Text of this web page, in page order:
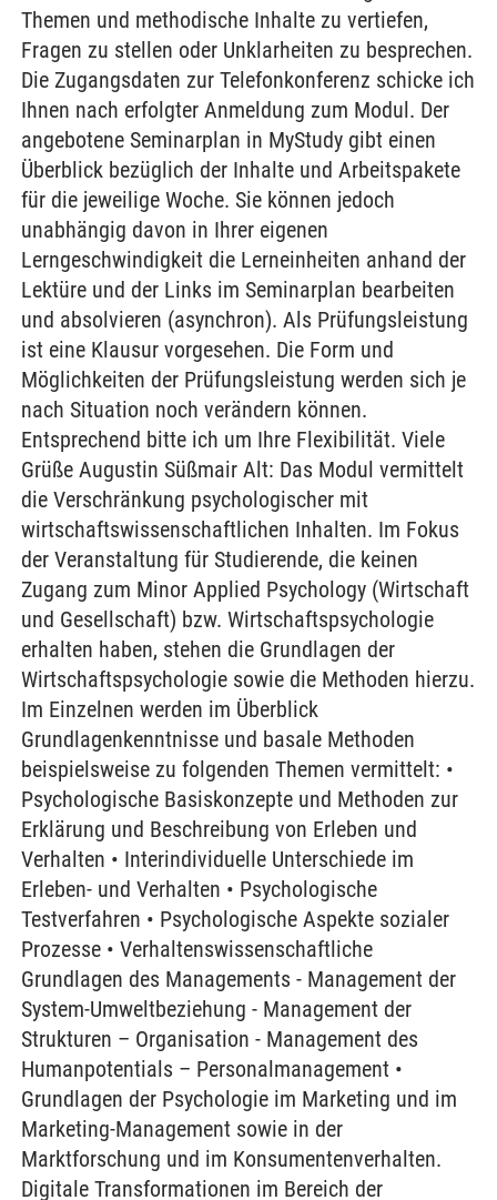
Themen und methodische Inhalte zu vertiefen,
Fragen zu stellen oder Unklarheiten zu besprechen.
Die Zugangsdaten zur Telefonkonferenz schicke ich
Ihnen nach erfolgter Anmeldung zum Modul. Der
angebotene Seminarplan in MyStudy gibt einen
Überblick bezüglich der Inhalte und Arbeitspakete
für die jeweilige Woche. Sie können jedoch
unabhängig davon in Ihrer eigenen
Lerngeschwindigkeit die Lerneinheiten anhand der
Lektüre und der Links im Seminarplan bearbeiten
und absolvieren (asynchron). Als Prüfungsleistung
ist eine Klausur vorgesehen. Die Form und
Möglichkeiten der Prüfungsleistung werden sich je
nach Situation noch verändern können.
Entsprechend bitte ich um Ihre Flexibilität. Viele
Grüße Augustin Süßmair Alt: Das Modul vermittelt
die Verschränkung psychologischer mit
wirtschaftswissenschaftlichen Inhalten. Im Fokus
der Veranstaltung für Studierende, die keinen
Zugang zum Minor Applied Psychology (Wirtschaft
und Gesellschaft) bzw. Wirtschaftspsychologie
erhalten haben, stehen die Grundlagen der
Wirtschaftspsychologie sowie die Methoden hierzu.
Im Einzelnen werden im Überblick
Grundlagenkenntnisse und basale Methoden
beispielsweise zu folgenden Themen vermittelt: •
Psychologische Basiskonzepte und Methoden zur
Erklärung und Beschreibung von Erleben und
Verhalten • Interindividuelle Unterschiede im
Erleben- und Verhalten • Psychologische
Testverfahren • Psychologische Aspekte sozialer
Prozesse • Verhaltenswissenschaftliche
Grundlagen des Managements - Management der
System-Umweltbeziehung - Management der
Strukturen – Organisation - Management des
Humanpotentials – Personalmanagement •
Grundlagen der Psychologie im Marketing und im
Marketing-Management sowie in der
Marktforschung und im Konsumentenverhalten.
Digitale Transformationen im Bereich der